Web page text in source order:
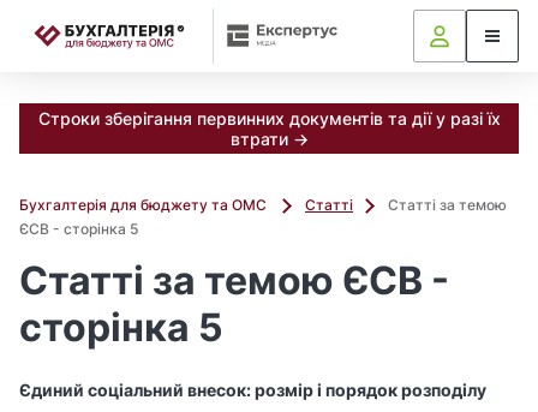
Строки зберігання первинних документів та дії у разі їх
втрати →
Бухгалтерія для бюджету та ОМС Статті
Статті за темою
ЄСВ - сторінка 5
Статті за темою ЄСВ -
сторінка 5
Єдиний соціальний внесок: розмір і порядок розподілу